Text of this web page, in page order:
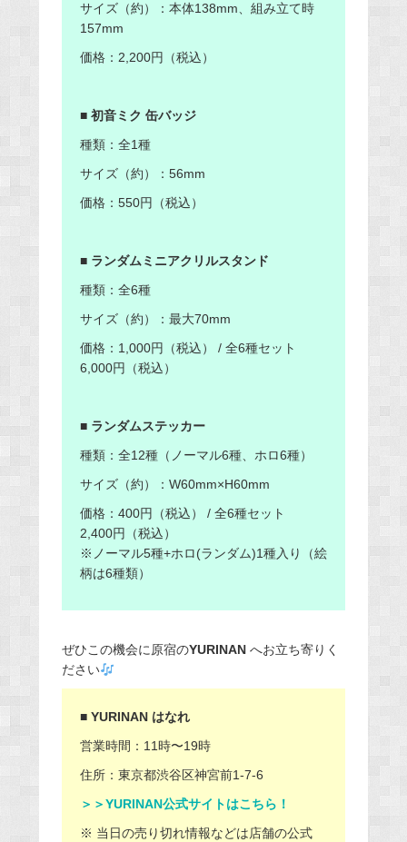
サイズ（約）：本体138mm、組み立て時
157mm
価格：2,200円（税込）
■ 初音ミク 缶バッジ
種類：全1種
サイズ（約）：56mm
価格：550円（税込）
■ ランダムミニアクリルスタンド
種類：全6種
サイズ（約）：最大70mm
価格：1,000円（税込） / 全6種セット
6,000円（税込）
■ ランダムステッカー
種類：全12種（ノーマル6種、ホロ6種）
サイズ（約）：W60mm×H60mm
価格：400円（税込） / 全6種セット
2,400円（税込）
※ノーマル5種+ホロ(ランダム)1種入り（絵
柄は6種類）
ぜひこの機会に原宿のYURINAN へお立ち寄りく
ださい
■ YURINAN はなれ
営業時間：11時〜19時
住所：東京都渋谷区神宮前1-7-6
＞＞YURINAN公式サイトはこちら！
※ 当日の売り切れ情報などは店舗の公式